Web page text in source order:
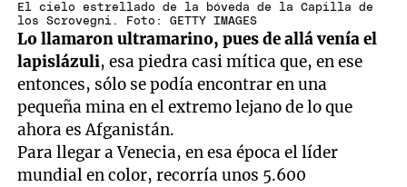
El cielo estrellado de la bóveda de la Capilla de
los Scrovegni. Foto: GETTY IMAGES
Lo llamaron ultramarino, pues de allá venía el
lapislázuli, esa piedra casi mítica que, en ese
entonces, sólo se podía encontrar en una
pequeña mina en el extremo lejano de lo que
ahora es Afganistán.
Para llegar a Venecia, en esa época el líder
mundial en color, recorría unos 5.600